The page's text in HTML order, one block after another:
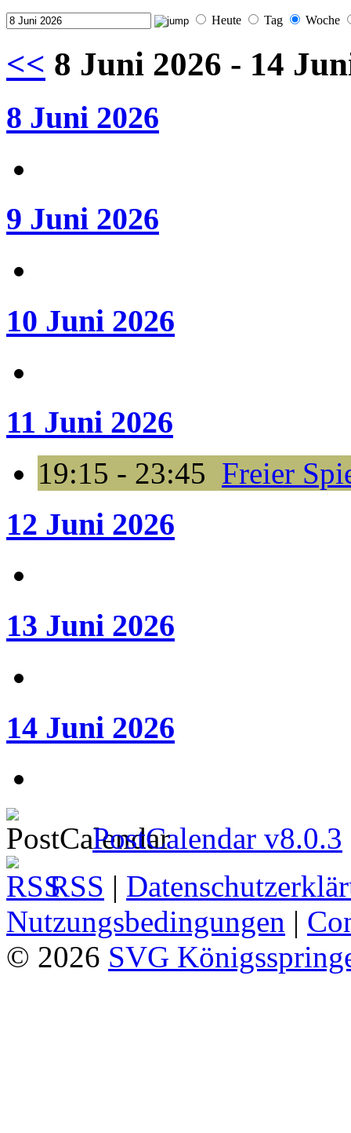
Heute Tag Woche
<< 8 Juni 2026 - 14
8 Juni 2026
9 Juni 2026
10 Juni 2026
11 Juni 2026
19:15 - 23:45 Freier
12 Juni 2026
13 Juni 2026
14 Juni 2026
PostCalendar v8.0.3
RSS |
Nutzungsbedingungen |
© 2026 SVG